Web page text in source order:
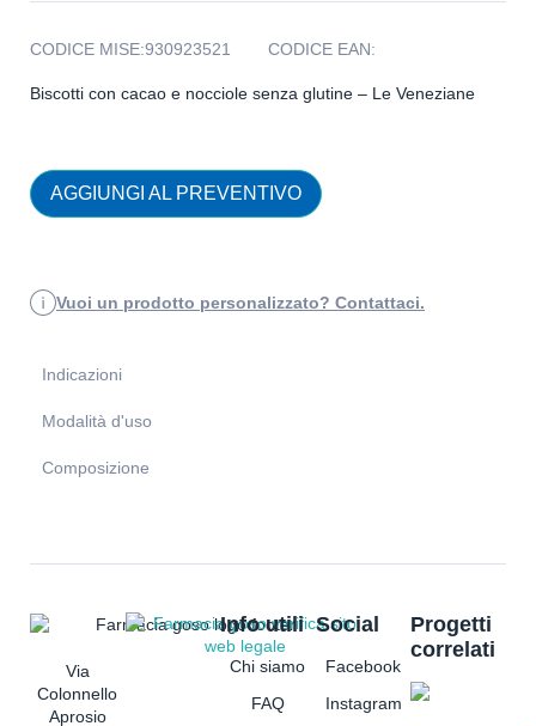
CODICE MISE:930923521 CODICE EAN:
Biscotti con cacao e nocciole senza glutine – Le Veneziane
AGGIUNGI AL PREVENTIVO
Vuoi un prodotto personalizzato? Contattaci.
Indicazioni
Modalità d'uso
Composizione
Via
Colonnello
Aprosio
Info utili
Chi siamo
FAQ
Social
Facebook
Instagram
Progetti
correlati